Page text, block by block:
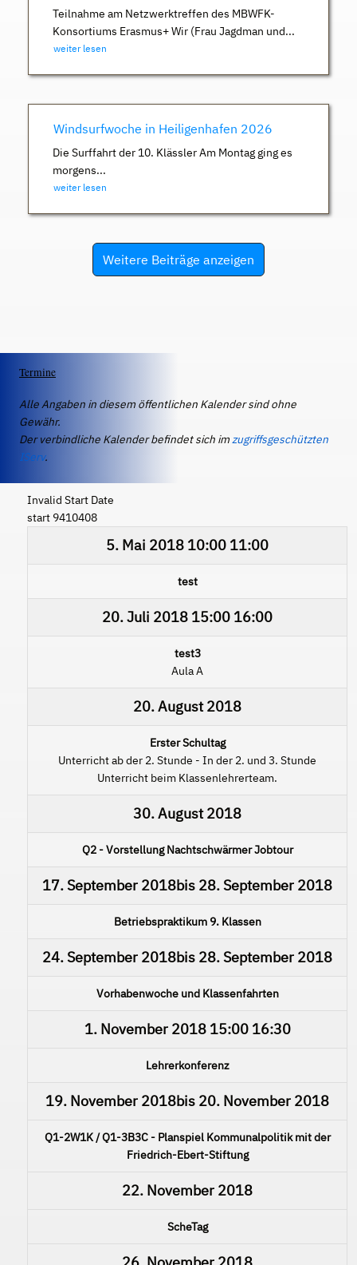
Teilnahme am Netzwerktreffen des MBWFK-
Konsortiums Erasmus+ Wir (Frau Jagdman und...
weiter lesen
Windsurfwoche in Heiligenhafen 2026
Die Surffahrt der 10. Klässler Am Montag ging es
morgens...
weiter lesen
Weitere Beiträge anzeigen
Termine
Alle Angaben in diesem öffentlichen Kalender sind ohne
Gewähr.
Der verbindliche Kalender befindet sich imzugriffsgeschützten
IServ.
Invalid Start Date
start 9410408
5. Mai 2018 10:00 11:00
test
20. Juli 2018 15:00 16:00
test3
Aula A
20. August 2018
Erster Schultag
Unterricht ab der 2. Stunde - In der 2. und 3. Stunde
Unterricht beim Klassenlehrerteam.
30. August 2018
Q2 - Vorstellung Nachtschwärmer Jobtour
17. September 2018bis 28. September 2018
Betriebspraktikum 9. Klassen
24. September 2018bis 28. September 2018
Vorhabenwoche und Klassenfahrten
1. November 201815:00 16:30
Lehrerkonferenz
19. November 2018bis 20. November 2018
Q1-2W1K / Q1-3B3C - Planspiel Kommunalpolitik mit der
Friedrich-Ebert-Stiftung
22. November 2018
ScheTag